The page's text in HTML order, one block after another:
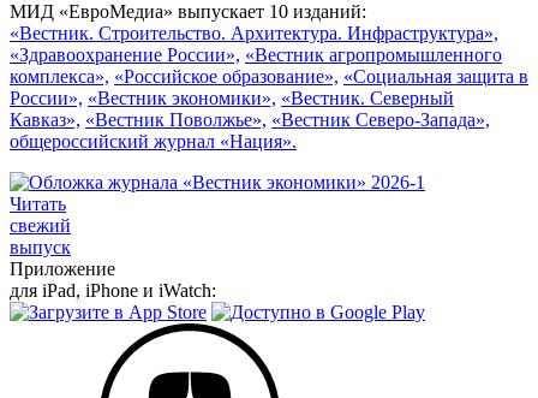
МИД «ЕвроМедиа» выпускает 10 изданий:
«Вестник. Строительство. Архитектура. Инфраструктура»,
«Здравоохранение России», «Вестник агропромышленного
комплекса», «Российское образование», «Социальная защита в
России», «Вестник экономики», «Вестник. Северный
Кавказ», «Вестник Поволжье», «Вестник Северо-Запада»,
общероссийский журнал «Нация».
Читать
свежий
выпуск
Приложение
для iPad, iPhone и iWatch: